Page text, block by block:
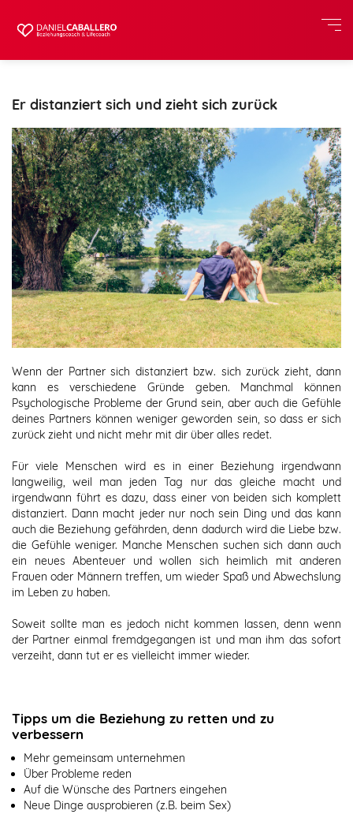
Er distanziert sich und zieht sich zurück
Wenn der Partner sich distanziert bzw. sich zurück zieht, dann
kann es verschiedene Gründe geben. Manchmal können
Psychologische Probleme der Grund sein, aber auch die Gefühle
deines Partners können weniger geworden sein, so dass er sich
zurück zieht und nicht mehr mit dir über alles redet.
Für viele Menschen wird es in einer Beziehung irgendwann
langweilig, weil man jeden Tag nur das gleiche macht und
irgendwann führt es dazu, dass einer von beiden sich komplett
distanziert. Dann macht jeder nur noch sein Ding und das kann
auch die Beziehung gefährden, denn dadurch wird die Liebe bzw.
die Gefühle weniger. Manche Menschen suchen sich dann auch
ein neues Abenteuer und wollen sich heimlich mit anderen
Frauen oder Männern treffen, um wieder Spaß und Abwechslung
im Leben zu haben.
Soweit sollte man es jedoch nicht kommen lassen, denn wenn
der Partner einmal fremdgegangen ist und man ihm das sofort
verzeiht, dann tut er es vielleicht immer wieder.
Tipps um die Beziehung zu retten und zu
verbessern
Mehr gemeinsam unternehmen
Über Probleme reden
Auf die Wünsche des Partners eingehen
Neue Dinge ausprobieren (z.B. beim Sex)